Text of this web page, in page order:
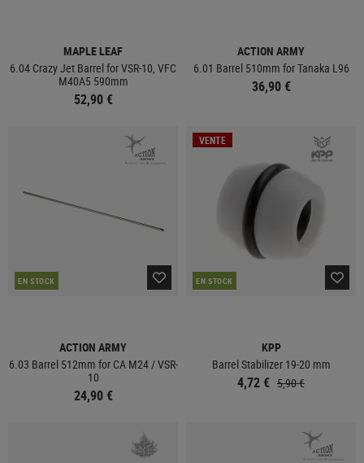
MAPLE LEAF
6.04 Crazy Jet Barrel for VSR-10, VFC
M40A5 590mm
52,90 €
ACTION ARMY
6.01 Barrel 510mm for Tanaka L96
36,90 €
EN STOCK
ACTION ARMY
6.03 Barrel 512mm for CA M24 / VSR-
10
24,90 €
VENTE
EN STOCK
KPP
Barrel Stabilizer 19-20 mm
4,72 € 5,90 €